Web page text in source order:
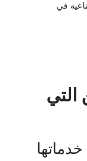
في
التي
خدماتها